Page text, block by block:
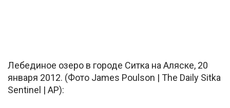
Лебединое озеро в городе Ситка на Аляске, 20
января 2012. (Фото James Poulson | The Daily Sitka
Sentinel | AP):